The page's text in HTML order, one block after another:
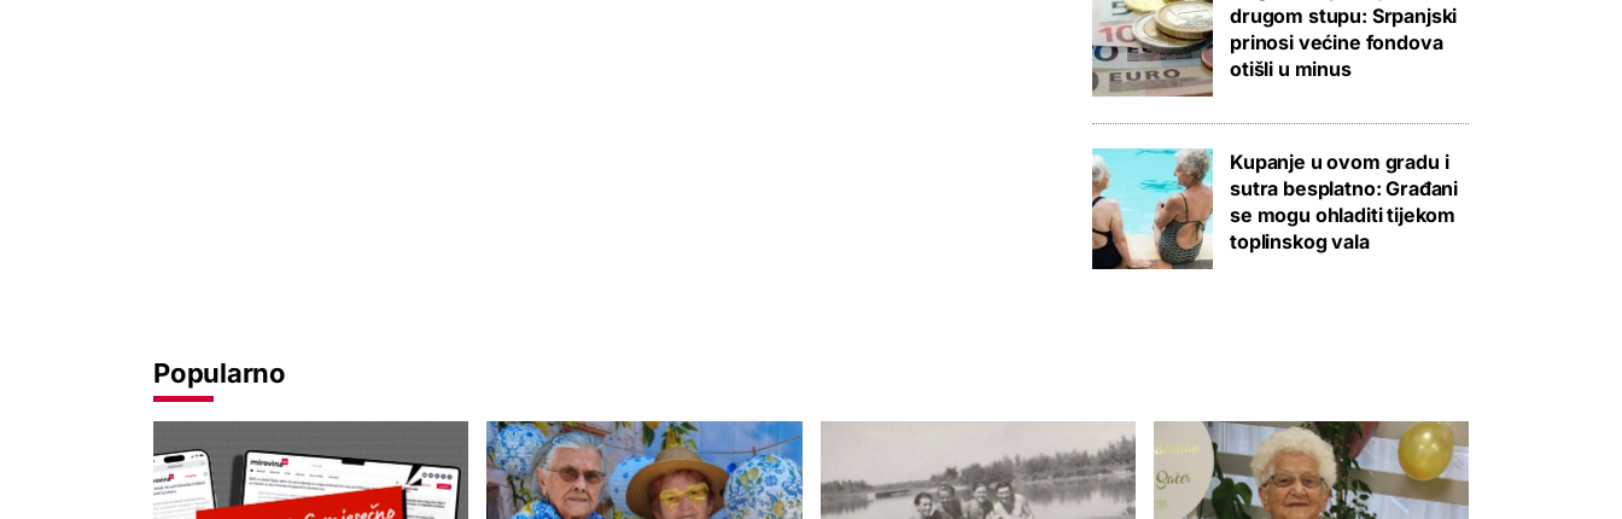
drugom stupu: Srpanjski
prinosi većine fondova
otišli u minus
Kupanje u ovom gradu i
sutra besplatno: Građani
se mogu ohladiti tijekom
toplinskog vala
Popularno